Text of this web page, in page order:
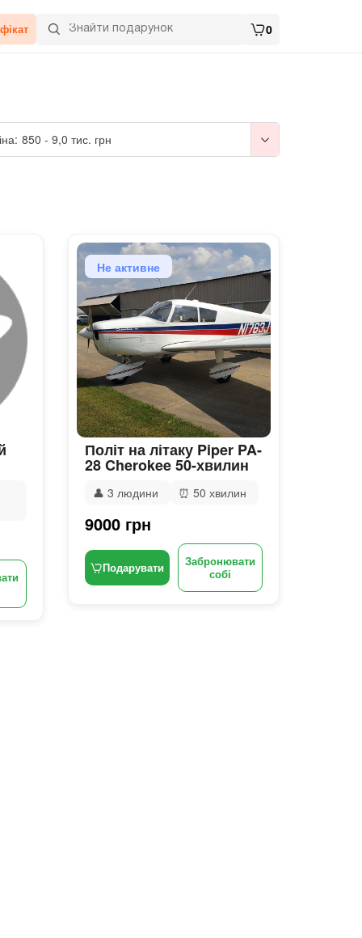
0
850 - 9,0 тис. грн
Не активне
Політ на літаку Piper PA-
28 Cherokee 50-хвилин
👤 3 людини ⏰ 50 хвилин
9000 грн
Подарувати
Забронювати
собі